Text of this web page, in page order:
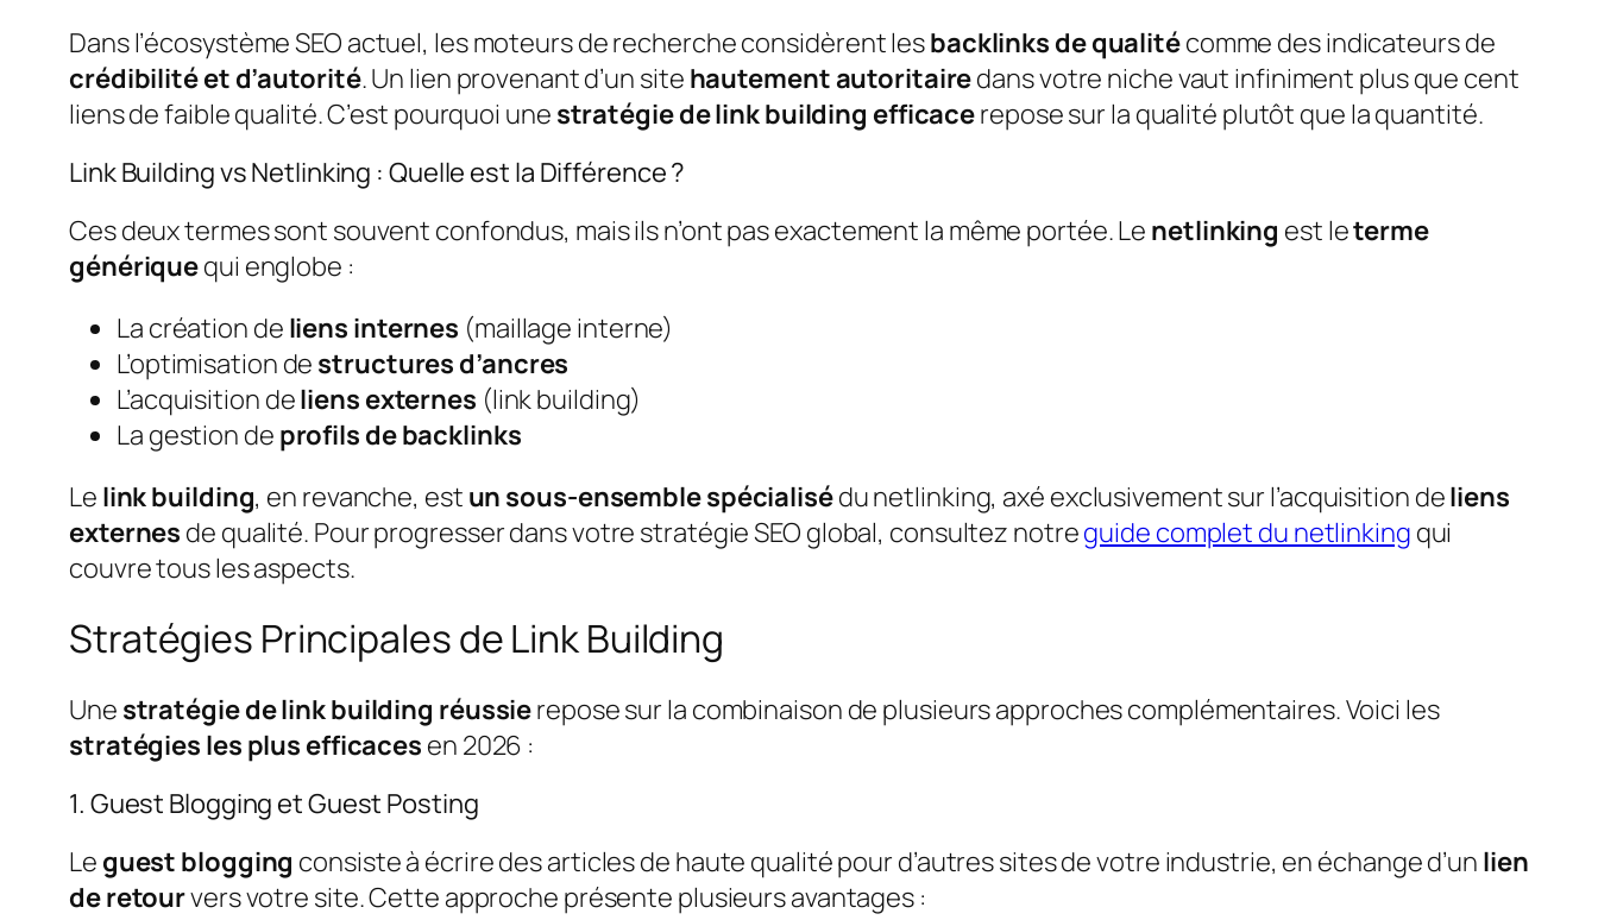
Dans l’écosystème SEO actuel, les moteurs de recherche considèrent lesbacklinks de qualitécomme des indicateurs de
crédibilité et d’autorité. Un lien provenant d’un site hautement autoritairedans votre niche vaut infiniment plus que cent
liens de faible qualité. C’est pourquoi une stratégie de link building efficacerepose sur la qualité plutôt que la quantité.
Link Building vs Netlinking : Quelle est la Différence ?
Ces deux termes sont souvent confondus, mais ils n’ont pas exactement la même portée. Le netlinking est leterme
génériquequi englobe :
La création de liens internes (maillage interne)
L’optimisation de structures d’ancres
L’acquisition deliens externes (link building)
La gestion de profils de backlinks
Le link building, en revanche, est un sous-ensemble spécialisédu netlinking, axé exclusivement sur l’acquisition deliens
externes de qualité. Pour progresser dans votre stratégie SEO global, consultez notreguide complet du netlinking qui
couvre tous les aspects.
Stratégies Principales de Link Building
Une stratégie de link building réussierepose sur la combinaison de plusieurs approches complémentaires. Voici les
stratégies les plus efficaces en 2026 :
1. Guest Blogging et Guest Posting
Le guest blogging consiste à écrire des articles de haute qualité pour d’autres sites de votre industrie, en échange d’un lien
de retourvers votre site. Cette approche présente plusieurs avantages :